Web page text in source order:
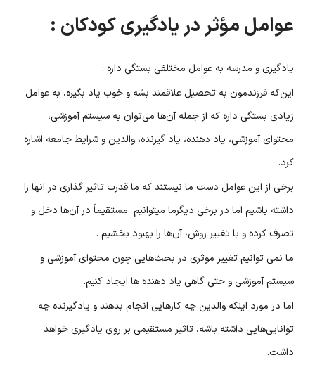
عوامل مؤثر در یادگیری کودکان :
یادگیری و مدرسه به عوامل مختلفی بستگی داره :
این‌که فرزندمون به تحصیل علاقمند بشه و خوب یاد بگیره، به عوامل
زیادی بستگی داره که از جمله آن‌ها می‌توان به سیستم آموزشی،
محتوای آموزشی، یاد دهنده، یاد گیرنده، والدین و شرایط جامعه اشاره
کرد.
برخی از این عوامل دست ما نیستند که ما قدرت تاثیر گذاری در انها را
داشته باشیم اما در برخی دیگرما میتوانیم مستقیماً در آن‌ها دخل ‌و
تصرف کرده و با تغییر روش، آن‌ها را بهبود بخشیم .
ما نمی توانیم تغییر موثری در بحث‌هایی چون محتوای آموزشی و
سیستم آموزشی و حتی گاهی یاد دهنده ها ایجاد کنیم.
اما در مورد اینکه والدین چه کارهایی انجام بدهند و یادگیرنده چه
توانایی‌هایی داشته باشه، تاثیر مستقیمی بر روی یادگیری خواهد
داشت.